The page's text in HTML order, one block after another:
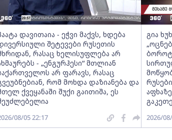
დავითაია - ეჭვი მაქვს, ხდება
შეტევები რუსეთის
რასაც ხელისუფლება არ
- „ენგურჰესი“ მთლიან
არ ფარავს, რასაც
რომ მოხდა დაზიანება და
ქვეყანაში შუქი გაითიშა, ეს
08/05 22:17
გია
2026/